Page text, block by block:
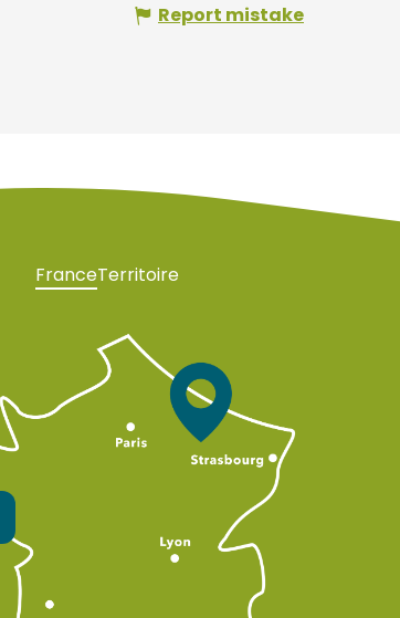
Report mistake
FranceTerritoire